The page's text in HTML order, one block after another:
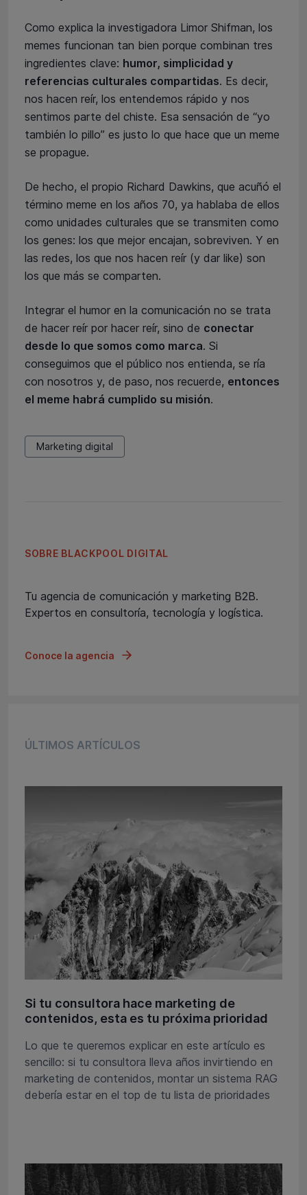
Como explica la investigadora Limor Shifman, los
memes funcionan tan bien porque combinan tres
ingredientes clave: humor, simplicidad y
referencias culturales compartidas. Es decir,
nos hacen reír, los entendemos rápido y nos
sentimos parte del chiste. Esa sensación de “yo
también lo pillo” es justo lo que hace que un meme
se propague.
De hecho, el propio Richard Dawkins, que acuñó el
término meme en los años 70, ya hablaba de ellos
como unidades culturales que se transmiten como
los genes: los que mejor encajan, sobreviven. Y en
las redes, los que nos hacen reír (y dar like) son
los que más se comparten.
Integrar el humor en la comunicación no se trata
de hacer reír por hacer reír, sino de conectar
desde lo que somos como marca. Si
conseguimos que el público nos entienda, se ría
con nosotros y, de paso, nos recuerde, entonces
el meme habrá cumplido su misión.
Marketing digital
SOBRE BLACKPOOL DIGITAL
Tu agencia de comunicación y marketing B2B.
Expertos en consultoría, tecnología y logística.
Conoce la agencia
ÚLTIMOS ARTÍCULOS
Si tu consultora hace marketing de
contenidos, esta es tu próxima prioridad
Lo que te queremos explicar en este artículo es
sencillo: si tu consultora lleva años invirtiendo en
marketing de contenidos, montar un sistema RAG
debería estar en el top de tu lista de prioridades